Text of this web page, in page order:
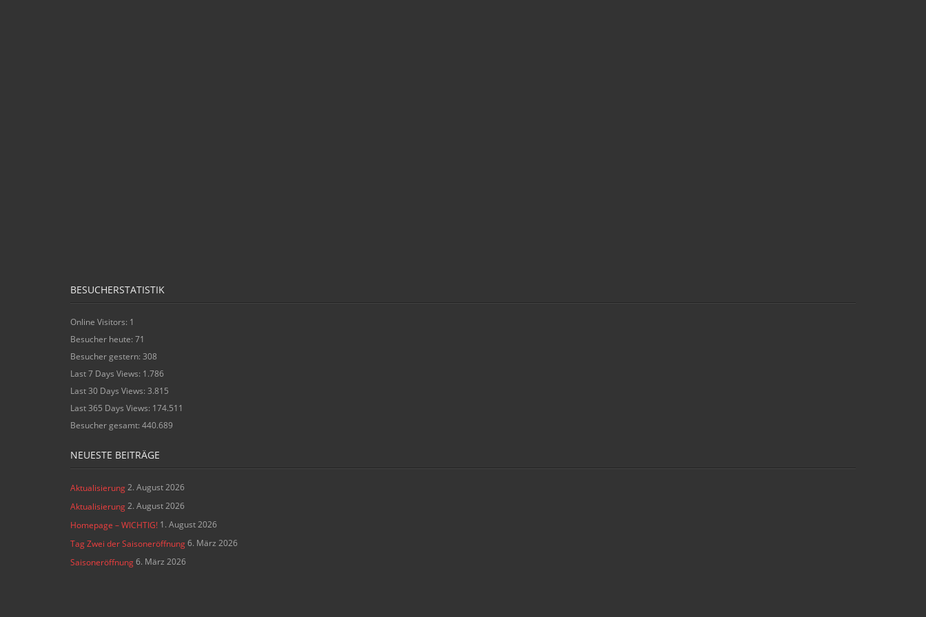
BESUCHERSTATISTIK
Online Visitors: 1
Besucher heute: 71
Besucher gestern: 308
Last 7 Days Views: 1.786
Last 30 Days Views: 3.815
Last 365 Days Views: 174.511
Besucher gesamt: 440.689
NEUESTE BEITRÄGE
Aktualisierung2. August 2026
Aktualisierung2. August 2026
Homepage – WICHTIG! 1. August 2026
Tag Zwei der Saisoneröffnung6. März 2026
Saisoneröffnung6. März 2026